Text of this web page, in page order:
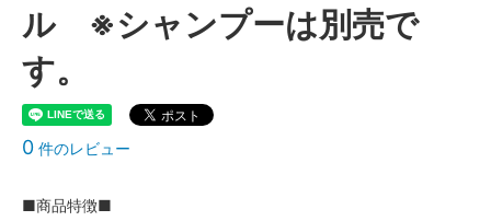
ル ※シャンプーは別売で
す。
0 件のレビュー
■商品特徴■